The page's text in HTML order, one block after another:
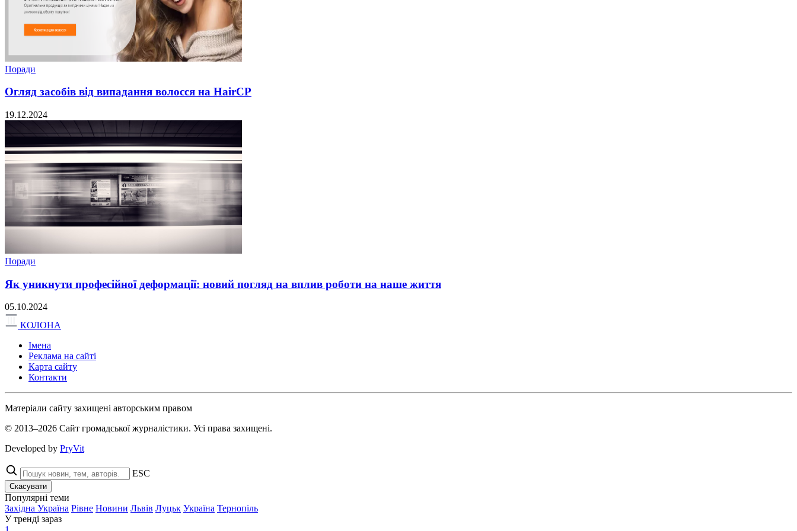
Поради
Огляд засобів від випадання волосся на HairCP
19.12.2024
Поради
Як уникнути професійної деформації: новий погляд на вплив роботи на наше життя
05.10.2024
КОЛОНА
Імена
Реклама на сайті
Карта сайту
Контакти
Матеріали сайту захищені авторським правом
© 2013–2026 Сайт громадської журналістики. Усі права захищені.
Developed by PryVit
ESC
Скасувати
Популярні теми
Західна Україна Рівне Новини Львів Луцьк Україна Тернопіль
У тренді зараз